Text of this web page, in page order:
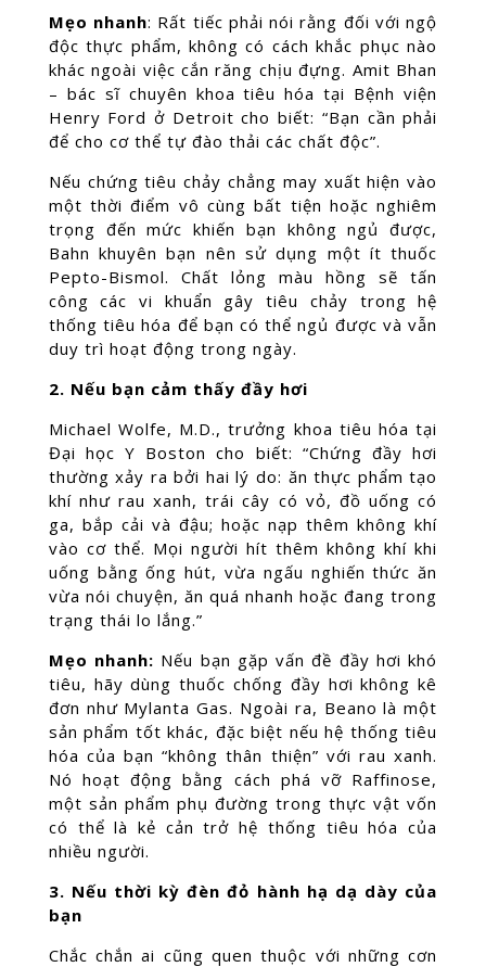
Mẹo nhanh: Rất tiếc phải nói rằng đối với ngộ
độc thực phẩm, không có cách khắc phục nào
khác ngoài việc cắn răng chịu đựng. Amit Bhan
– bác sĩ chuyên khoa tiêu hóa tại Bệnh viện
Henry Ford ở Detroit cho biết: “Bạn cần phải
để cho cơ thể tự đào thải các chất độc”.
Nếu chứng tiêu chảy chẳng may xuất hiện vào
một thời điểm vô cùng bất tiện hoặc nghiêm
trọng đến mức khiến bạn không ngủ được,
Bahn khuyên bạn nên sử dụng một ít thuốc
Pepto-Bismol. Chất lỏng màu hồng sẽ tấn
công các vi khuẩn gây tiêu chảy trong hệ
thống tiêu hóa để bạn có thể ngủ được và vẫn
duy trì hoạt động trong ngày.
2. Nếu bạn cảm thấy đầy hơi
Michael Wolfe, M.D., trưởng khoa tiêu hóa tại
Đại học Y Boston cho biết: “Chứng đầy hơi
thường xảy ra bởi hai lý do: ăn thực phẩm tạo
khí như rau xanh, trái cây có vỏ, đồ uống có
ga, bắp cải và đậu; hoặc nạp thêm không khí
vào cơ thể. Mọi người hít thêm không khí khi
uống bằng ống hút, vừa ngấu nghiến thức ăn
vừa nói chuyện, ăn quá nhanh hoặc đang trong
trạng thái lo lắng.”
Mẹo nhanh: Nếu bạn gặp vấn đề đầy hơi khó
tiêu, hãy dùng thuốc chống đầy hơi không kê
đơn như Mylanta Gas. Ngoài ra, Beano là một
sản phẩm tốt khác, đặc biệt nếu hệ thống tiêu
hóa của bạn “không thân thiện” với rau xanh.
Nó hoạt động bằng cách phá vỡ Raffinose,
một sản phẩm phụ đường trong thực vật vốn
có thể là kẻ cản trở hệ thống tiêu hóa của
nhiều người.
3. Nếu thời kỳ đèn đỏ hành hạ dạ dày của
bạn
Chắc chắn ai cũng quen thuộc với những cơn